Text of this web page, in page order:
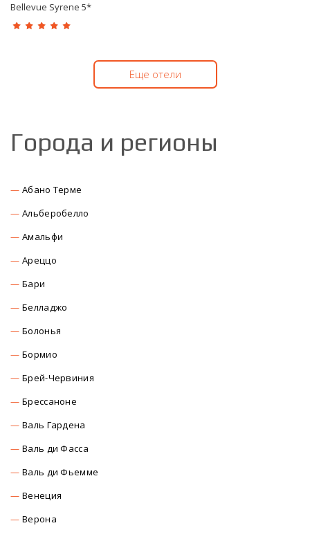
Bellevue Syrene 5*
Еще отели
Города и регионы
Абано Терме
Альберобелло
Амальфи
Ареццо
Бари
Белладжо
Болонья
Бормио
Брей-Червиния
Брессаноне
Валь Гардена
Валь ди Фасса
Валь ди Фьемме
Венеция
Верона